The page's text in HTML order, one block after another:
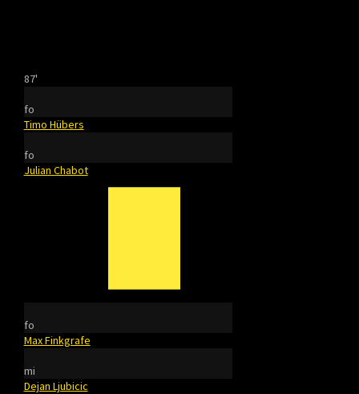
87'
fo
Timo Hübers
fo
Julian Chabot
fo
Max Finkgrafe
mi
Dejan Ljubicic